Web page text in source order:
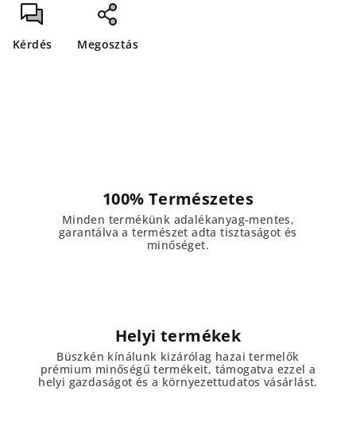
Kérdés Megosztás
100% Természetes
Minden termékünk adalékanyag-mentes,
garantálva a természet adta tisztaságot és
minőséget.
Helyi termékek
Büszkén kínálunk kizárólag hazai termelők
prémium minőségű termékeit, támogatva ezzel a
helyi gazdaságot és a környezettudatos vásárlást.